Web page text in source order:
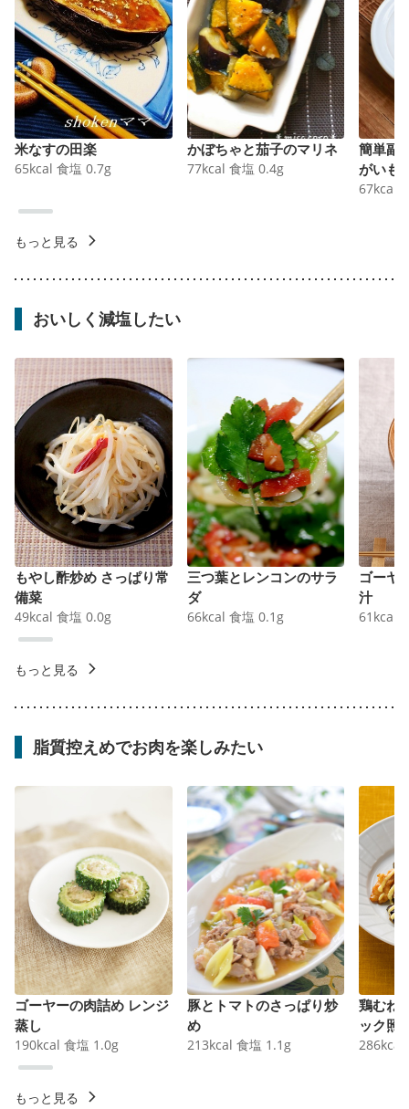
米なすの田楽
65kcal 食塩 0.7g
かぼちゃと茄子のマリネ
77kcal 食塩 0.4g
簡単副
がいも
67kcal
もっと見る
おいしく減塩したい
もやし酢炒め さっぱり常
備菜
49kcal 食塩 0.0g
三つ葉とレンコンのサラ
ダ
66kcal 食塩 0.1 g
ゴーヤ
汁
61 kcal
もっと見る
脂質控えめでお肉を楽しみたい
ゴーヤーの肉詰め レンジ
蒸し
190kcal 食塩 1.0g
豚とトマトのさっぱり炒
め
213kcal 食塩 1.1 g
鶏むね
ック照
286kcal
もっと見る